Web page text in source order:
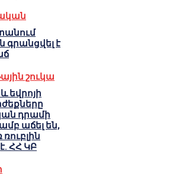
գրանցվել է
շուկա
եվրոյի
դրամի
աճել են,
ռուբլին
ՀՀ ԿԲ